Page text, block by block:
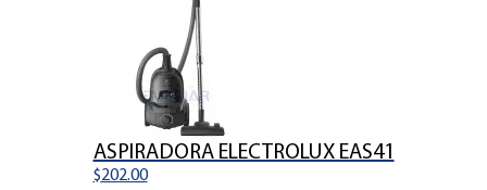
ASPIRADORA ELECTROLUX EAS41
$202.00